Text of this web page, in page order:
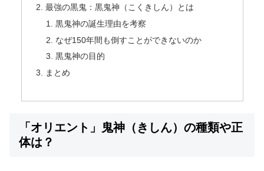
最強の黒鬼：黒鬼神（こくきしん）とは
黒鬼神の誕生理由を考察
なぜ150年間も倒すことができないのか
黒鬼神の目的
まとめ
「オリエント」鬼神（きしん）の種類や正
体は？